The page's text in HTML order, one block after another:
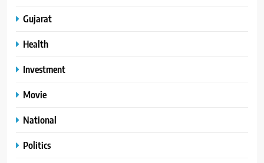
Gujarat
Health
Investment
Movie
National
Politics